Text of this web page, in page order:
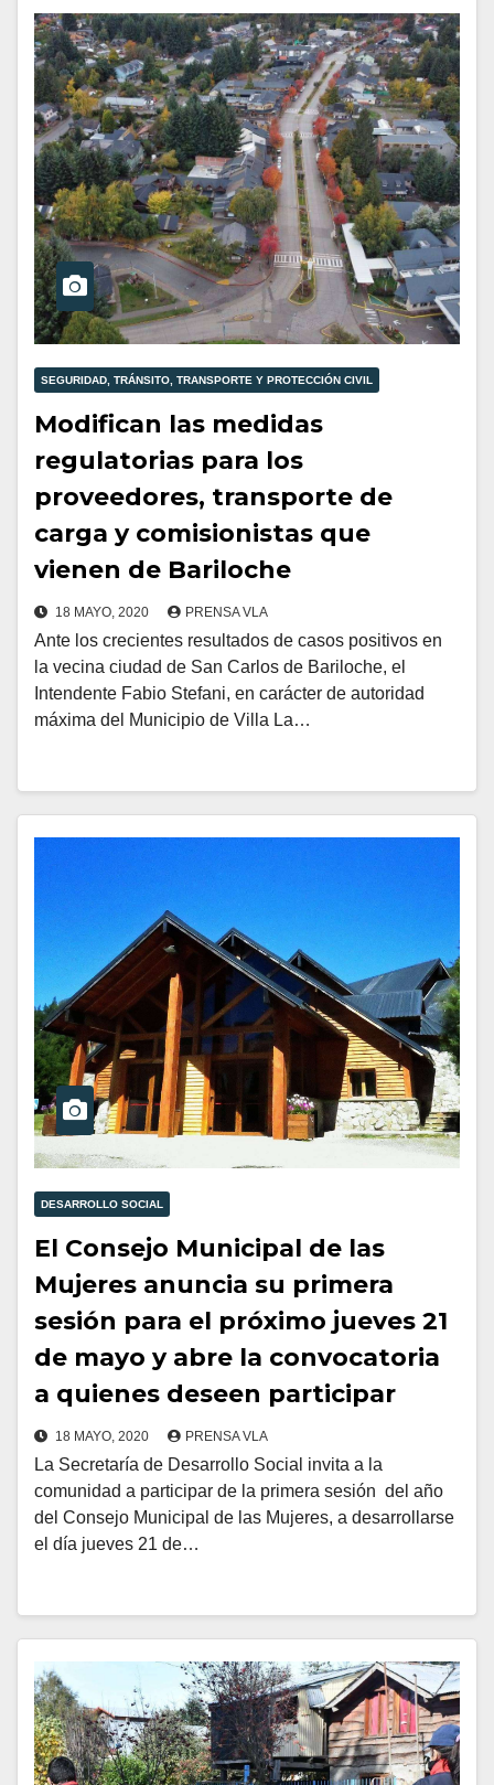
SEGURIDAD, TRÁNSITO, TRANSPORTE Y PROTECCIÓN CIVIL
Modifican las medidas
regulatorias para los
proveedores, transporte de
carga y comisionistas que
vienen de Bariloche
18 MAYO, 2020 PRENSA VLA
Ante los crecientes resultados de casos positivos en
la vecina ciudad de San Carlos de Bariloche, el
Intendente Fabio Stefani, en carácter de autoridad
máxima del Municipio de Villa La…
DESARROLLO SOCIAL
El Consejo Municipal de las
Mujeres anuncia su primera
sesión para el próximo jueves 21
de mayo y abre la convocatoria
a quienes deseen participar
18 MAYO, 2020 PRENSA VLA
La Secretaría de Desarrollo Social invita a la
comunidad a participar de la primera sesión del año
del Consejo Municipal de las Mujeres, a desarrollarse
el día jueves 21 de…